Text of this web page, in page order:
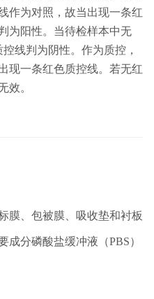
作为对照，故当出现一条红
为阳性。当待检样本中无
线判为阴性。作为质控，
现一条红色质控线。若无红
效。
膜、包被膜、吸收垫和衬板
分磷酸盐缓冲液（PBS）